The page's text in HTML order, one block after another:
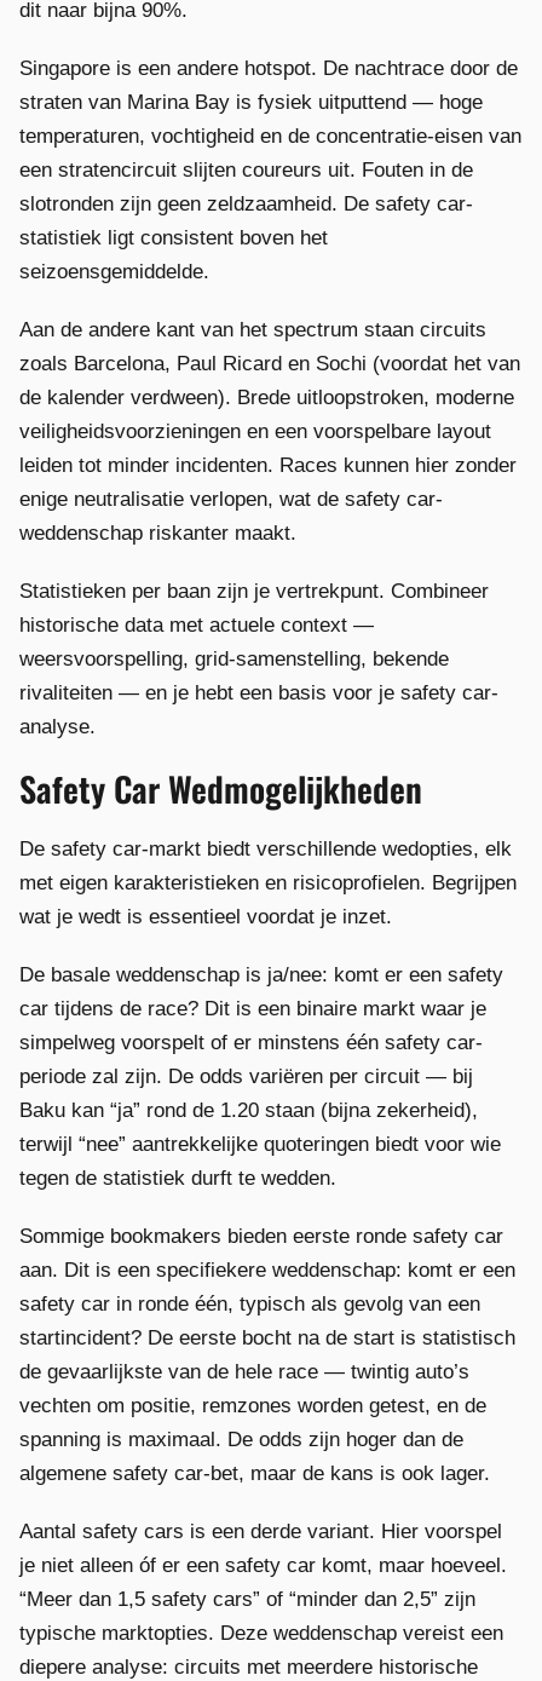
dit naar bijna 90%.
Singapore is een andere hotspot. De nachtrace door de
straten van Marina Bay is fysiek uitputtend — hoge
temperaturen, vochtigheid en de concentratie-eisen van
een stratencircuit slijten coureurs uit. Fouten in de
slotronden zijn geen zeldzaamheid. De safety car-
statistiek ligt consistent boven het
seizoensgemiddelde.
Aan de andere kant van het spectrum staan circuits
zoals Barcelona, Paul Ricard en Sochi (voordat het van
de kalender verdween). Brede uitloopstroken, moderne
veiligheidsvoorzieningen en een voorspelbare layout
leiden tot minder incidenten. Races kunnen hier zonder
enige neutralisatie verlopen, wat de safety car-
weddenschap riskanter maakt.
Statistieken per baan zijn je vertrekpunt. Combineer
historische data met actuele context —
weersvoorspelling, grid-samenstelling, bekende
rivaliteiten — en je hebt een basis voor je safety car-
analyse.
Safety Car Wedmogelijkheden
De safety car-markt biedt verschillende wedopties, elk
met eigen karakteristieken en risicoprofielen. Begrijpen
wat je wedt is essentieel voordat je inzet.
De basale weddenschap is ja/nee: komt er een safety
car tijdens de race? Dit is een binaire markt waar je
simpelweg voorspelt of er minstens één safety car-
periode zal zijn. De odds variëren per circuit — bij
Baku kan “ja” rond de 1.20 staan (bijna zekerheid),
terwijl “nee” aantrekkelijke quoteringen biedt voor wie
tegen de statistiek durft te wedden.
Sommige bookmakers bieden eerste ronde safety car
aan. Dit is een specifiekere weddenschap: komt er een
safety car in ronde één, typisch als gevolg van een
startincident? De eerste bocht na de start is statistisch
de gevaarlijkste van de hele race — twintig auto’s
vechten om positie, remzones worden getest, en de
spanning is maximaal. De odds zijn hoger dan de
algemene safety car-bet, maar de kans is ook lager.
Aantal safety cars is een derde variant. Hier voorspel
je niet alleen óf er een safety car komt, maar hoeveel.
“Meer dan 1,5 safety cars” of “minder dan 2,5” zijn
typische marktopties. Deze weddenschap vereist een
diepere analyse: circuits met meerdere historische